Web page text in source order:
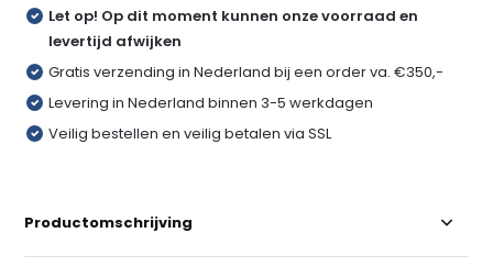
Let op! Op dit moment kunnen onze voorraad en
levertijd afwijken
Gratis verzending in Nederland bij een order va. €350,-
Levering in Nederland binnen 3-5 werkdagen
Veilig bestellen en veilig betalen via SSL
Productomschrijving